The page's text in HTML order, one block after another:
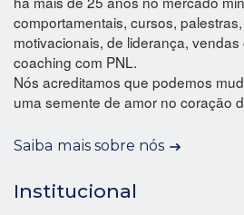
comportamentais, cursos,
motivacionais, de liderança,
coaching com PNL.
Nós acreditamos que podemos
uma semente de amor no coração
Saiba mais sobre nós
Institucional